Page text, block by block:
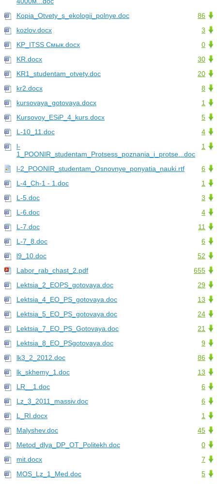
86
Kopia_Otvety_s_ekologii_polnye.doc
3
kozlov.docx
0
KP_ITSS Смык.docx
30
KR.docx
20
KR1_studentam_otvety.doc
8
kr2.docx
1
kursovaya_gotovaya.docx
5
Kursovoy_ESiP_4_kurs.docx
4
L-10_11.doc
1
l-
1_POONIR_studentam_Protsess_poznania_i_protse...doc
6
l-2_POONIR_studentam_Osnovnye_ponyatia_nauki.rtf
1
L-4_Ch-1 - 1.doc
3
L-5.doc
4
L-6.doc
11
L-7.doc
6
L-7_8.doc
52
l9_10.doc
655
Labor_rab_chast_2.pdf
29
Lektsia_2_EOPS_gotovaya.doc
13
Lektsia_4_EO_PS_gotovaya.doc
24
Lektsia_5_EO_PS_gotovaya.doc
21
Lektsia_7_EO_PS_Gotovaya.doc
9
Lektsia_8_EO_PSgotovaya.doc
86
lk3_2_2012.doc
13
lk_skhemy_1.doc
6
LR__1.doc
6
Lz_3_2011_massiv.doc
1
L_RI.docx
45
Malyshev.doc
0
Metod_dlya_DP_OT_Politekh.doc
7
mit.docx
5
MOS_Lz_1_Med.doc